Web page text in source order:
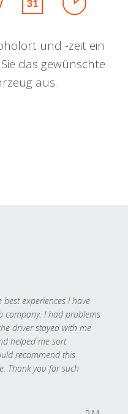
und -zeit ein
das gewünschte
aus.
experiences I have
company. I had problems
driver stayed with me
helped me sort
recommend this
Thank you for such